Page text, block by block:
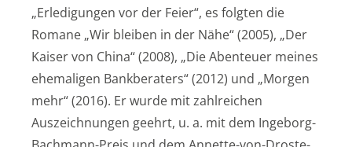
„Erledigungen vor der Feier“, es folgten die
Romane „Wir bleiben in der Nähe“ (2005), „Der
Kaiser von China“ (2008), „Die Abenteuer meines
ehemaligen Bankberaters“ (2012) und „Morgen
mehr“ (2016). Er wurde mit zahlreichen
Auszeichnungen geehrt, u. a. mit dem Ingeborg-